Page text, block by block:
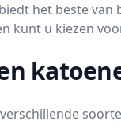
het beste van
kunt u kiezen